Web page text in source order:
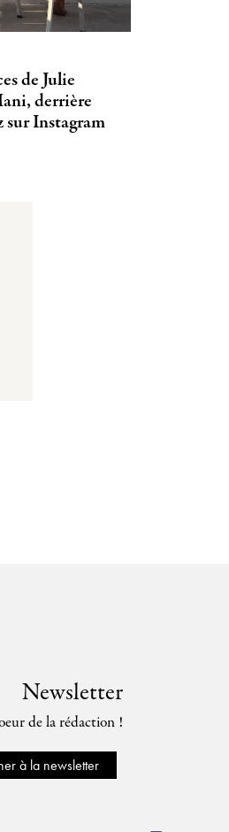
de Julie
derrière
sur Instagram
Newsletter
de la rédaction !
à la newsletter